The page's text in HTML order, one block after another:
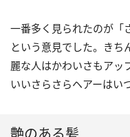
一番多く見られたのが「
という意見でした。きち
麗な人はかわいさもアッ
いいさらさらヘアーはい